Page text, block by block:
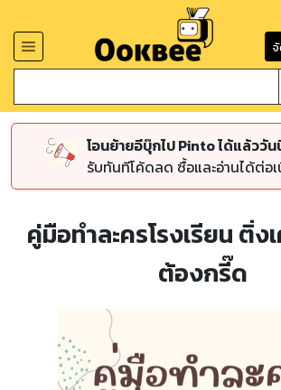
โอนย้ายอีบุ๊กไป Pinto ได้แล้ววั
รับทันทีโค้ดลด ซื้อและอ่านได้ต่อ
คู่มือทำละครโรงเรียน ติ่
ต้องกรี๊ด